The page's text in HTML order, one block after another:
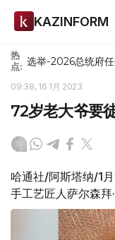
KAZINFORM
热
点: 选举-2026总统府
09:38, 16 1月 2023
72岁老大爷要
哈通社/阿斯塔纳/1
手工艺匠人萨尔森拜